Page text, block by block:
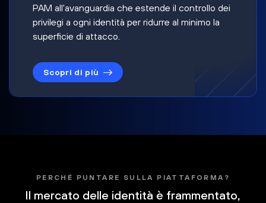
PAM all'avanguardia che estende il controllo dei
privilegi a ogni identità per ridurre al minimo la
superficie di attacco.
Scopri di più
PERCHÉ PUNTARE SULLA PIATTAFORMA?
Il mercato delle identità è frammentato,